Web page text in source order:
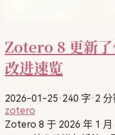
Zotero 8 更新了
改进速览
2026-01-25· 240 字· 2 分
zotero
Zotero 8 于 2026 年 1